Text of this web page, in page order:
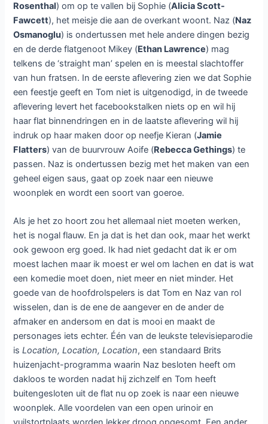
Rosenthal) om op te vallen bij Sophie (Alicia Scott-
Fawcett), het meisje die aan de overkant woont. Naz (Naz
Osmanoglu) is ondertussen met hele andere dingen bezig
en de derde flatgenoot Mikey (Ethan Lawrence) mag
telkens de ‘straight man’ spelen en is meestal slachtoffer
van hun fratsen. In de eerste aflevering zien we dat Sophie
een feestje geeft en Tom niet is uitgenodigd, in de tweede
aflevering levert het facebookstalken niets op en wil hij
haar flat binnendringen en in de laatste aflevering wil hij
indruk op haar maken door op neefje Kieran (Jamie
Flatters) van de buurvrouw Aoife (Rebecca Gethings) te
passen. Naz is ondertussen bezig met het maken van een
geheel eigen saus, gaat op zoek naar een nieuwe
woonplek en wordt een soort van goeroe.
Als je het zo hoort zou het allemaal niet moeten werken,
het is nogal flauw. En ja dat is het dan ook, maar het werkt
ook gewoon erg goed. Ik had niet gedacht dat ik er om
moest lachen maar ik moest er wel om lachen en dat is wat
een komedie moet doen, niet meer en niet minder. Het
goede van de hoofdrolspelers is dat Tom en Naz van rol
wisselen, dan is de ene de aangever en de ander de
afmaker en andersom en dat is mooi en maakt de
personages iets echter. Één van de leukste televisieparodie
isLocation, Location, Location, een standaard Brits
huizenjacht-programma waarin Naz besloten heeft om
dakloos te worden nadat hij zichzelf en Tom heeft
buitengesloten uit de flat nu op zoek is naar een nieuwe
woonplek. Alle voordelen van een open urinoir en